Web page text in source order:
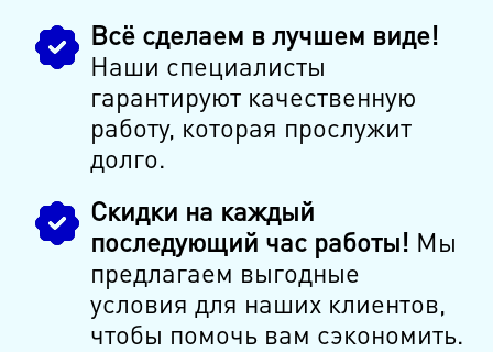
Всё сделаем в лучшем виде!
Наши специалисты
гарантируют качественную
работу, которая прослужит
долго.
Скидки на каждый
последующий час работы! Мы
предлагаем выгодные
условия для наших клиентов,
чтобы помочь вам сэкономить.